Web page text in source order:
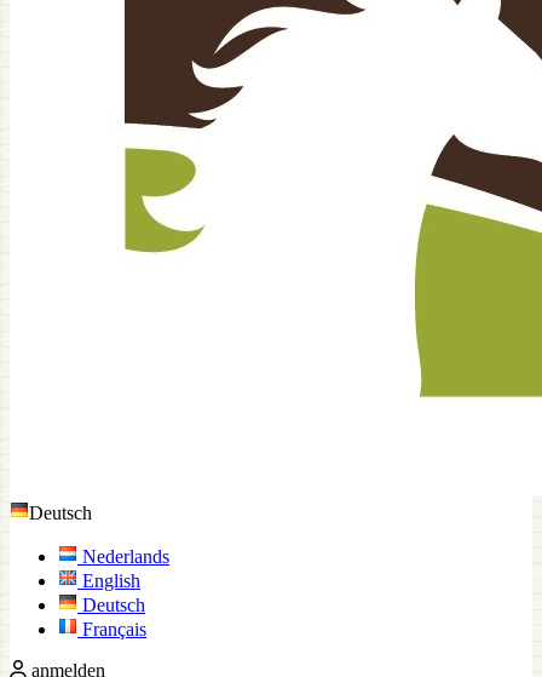
Deutsch
Nederlands
English
Deutsch
Français
anmelden